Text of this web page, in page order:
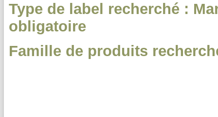
Type de label recherché :
obligatoire
Famille de produits